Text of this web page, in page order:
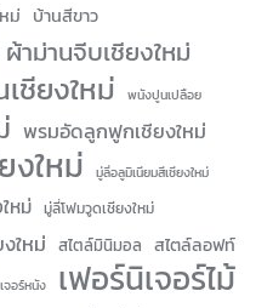
ม่ บ้านสีขาว
ผ้าม่านจีบเชียงใหม่
ชียงใหม่ พนังปูนเปลือย
พรมอัดลูกฟูกเชียงใหม่
งใหม่ มู่ลี่อลูมิเนียมสีเชียงใหม่
หม่ มู่ลี่โฟมวูดเชียงใหม่
ใหม่ สไตล์มินิมอล สไตล์ลอฟท์
จอร์หนัง เฟอร์นิเจอร์ไม้